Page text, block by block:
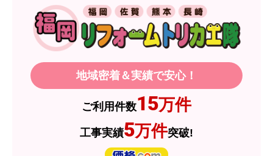
地域密着＆実績で安心！
ご利用件数15万件
工事実績5万件突破!